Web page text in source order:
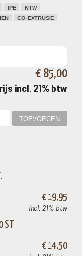
IPE
NTW
CO-EXTRUSIE
€ 85,00
incl. 21% btw
€ 19,95
Incl. 21% btw
€ 14,50